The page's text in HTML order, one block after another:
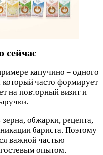
сейчас
капучино – одного
часто формирует
на повторный визит и
обжарки, рецепта,
бариста. Поэтому
важной частью
опытом.